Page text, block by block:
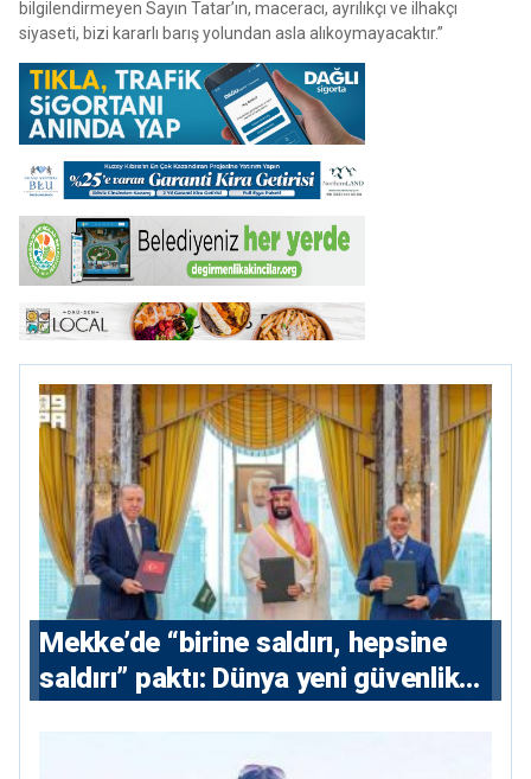
bilgilendirmeyen Sayın Tatar’ın, maceracı, ayrılıkçı ve ilhakçı
siyaseti, bizi kararlı barış yolundan asla alıkoymayacaktır.”
Mekke’de “birine saldırı, hepsine
saldırı” paktı: Dünya yeni güvenlik